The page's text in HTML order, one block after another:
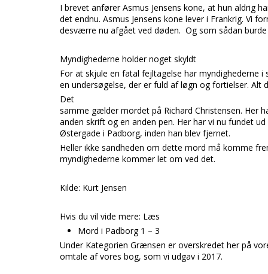
I brevet anfører Asmus Jensens kone, at hun aldrig
det endnu. Asmus Jensens kone lever i Frankrig. Vi
desværre nu afgået ved døden. Og som sådan
Myndighederne holder noget skyldt
For at skjule en fatal fejltagelse har myndighederne
en undersøgelse, der er fuld af løgn og fortielser.
Det
samme gælder mordet på Richard Christensen. Her
anden skrift og en anden pen. Her har vi nu fundet
Østergade i Padborg, inden han blev fjernet.
Heller ikke sandheden om dette mord må komme
myndighederne kommer let om ved det.
Kilde: Kurt Jensen
Hvis du vil vide mere: Læs
Mord i Padborg 1 – 3
Under Kategorien Grænsen er overskredet her på
omtale af vores bog, som vi udgav i 2017.